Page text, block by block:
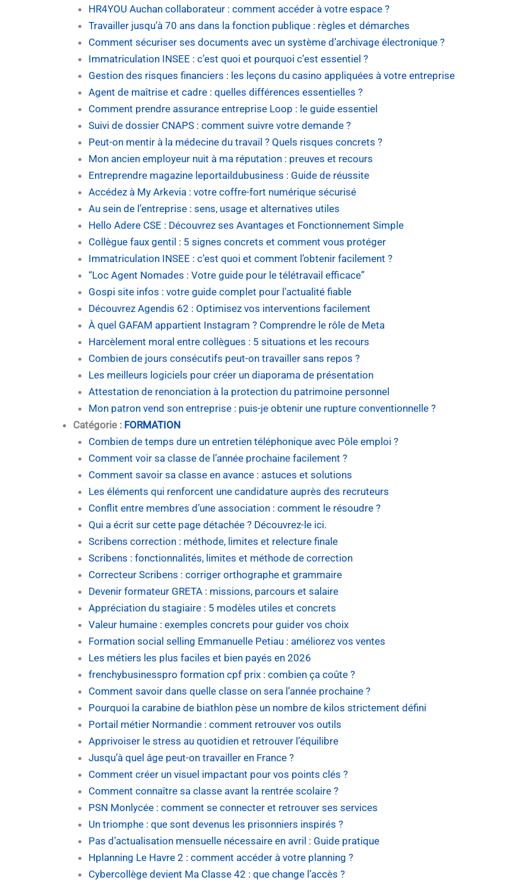
HR4YOU Auchan collaborateur : comment accéder à votre espace ?
Travailler jusqu’à 70 ans dans la fonction publique : règles et démarches
Comment sécuriser ses documents avec un système d’archivage électronique ?
Immatriculation INSEE : c’est quoi et pourquoi c’est essentiel ?
Gestion des risques financiers : les leçons du casino appliquées à votre entreprise
Agent de maîtrise et cadre : quelles différences essentielles ?
Comment prendre assurance entreprise Loop : le guide essentiel
Suivi de dossier CNAPS : comment suivre votre demande ?
Peut-on mentir à la médecine du travail ? Quels risques concrets ?
Mon ancien employeur nuit à ma réputation : preuves et recours
Entreprendre magazine leportaildubusiness : Guide de réussite
Accédez à My Arkevia : votre coffre-fort numérique sécurisé
Au sein de l’entreprise : sens, usage et alternatives utiles
Hello Adere CSE : Découvrez ses Avantages et Fonctionnement Simple
Collègue faux gentil : 5 signes concrets et comment vous protéger
Immatriculation INSEE : c’est quoi et comment l’obtenir facilement ?
“Loc Agent Nomades : Votre guide pour le télétravail efficace”
Gospi site infos : votre guide complet pour l’actualité fiable
Découvrez Agendis 62 : Optimisez vos interventions facilement
À quel GAFAM appartient Instagram ? Comprendre le rôle de Meta
Harcèlement moral entre collègues : 5 situations et les recours
Combien de jours consécutifs peut-on travailler sans repos ?
Les meilleurs logiciels pour créer un diaporama de présentation
Attestation de renonciation à la protection du patrimoine personnel
Mon patron vend son entreprise : puis-je obtenir une rupture conventionnelle ?
Catégorie : FORMATION
Combien de temps dure un entretien téléphonique avec Pôle emploi ?
Comment voir sa classe de l’année prochaine facilement ?
Comment savoir sa classe en avance : astuces et solutions
Les éléments qui renforcent une candidature auprès des recruteurs
Conflit entre membres d’une association : comment le résoudre ?
Qui a écrit sur cette page détachée ? Découvrez-le ici.
Scribens correction : méthode, limites et relecture finale
Scribens : fonctionnalités, limites et méthode de correction
Correcteur Scribens : corriger orthographe et grammaire
Devenir formateur GRETA : missions, parcours et salaire
Appréciation du stagiaire : 5 modèles utiles et concrets
Valeur humaine : exemples concrets pour guider vos choix
Formation social selling Emmanuelle Petiau : améliorez vos ventes
Les métiers les plus faciles et bien payés en 2026
frenchybusinesspro formation cpf prix : combien ça coûte ?
Comment savoir dans quelle classe on sera l’année prochaine ?
Pourquoi la carabine de biathlon pèse un nombre de kilos strictement défini
Portail métier Normandie : comment retrouver vos outils
Apprivoiser le stress au quotidien et retrouver l’équilibre
Jusqu’à quel âge peut-on travailler en France ?
Comment créer un visuel impactant pour vos points clés ?
Comment connaître sa classe avant la rentrée scolaire ?
PSN Monlycée : comment se connecter et retrouver ses services
Un triomphe : que sont devenus les prisonniers inspirés ?
Pas d’actualisation mensuelle nécessaire en avril : Guide pratique
Hplanning Le Havre 2 : comment accéder à votre planning ?
Cybercollège devient Ma Classe 42 : que change l’accès ?